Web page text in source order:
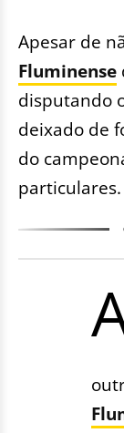
Apesar de
Fluminense
disputando
deixado de
do
particulares.